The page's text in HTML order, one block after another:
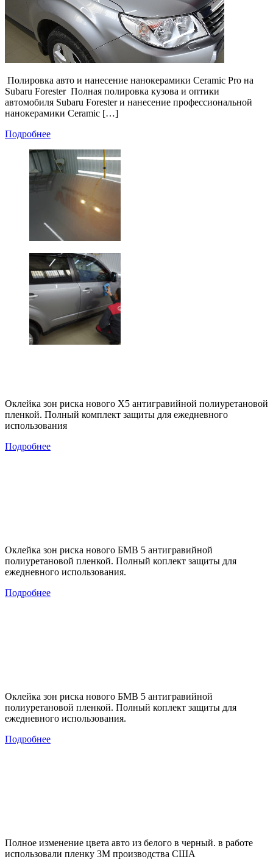
Полировка авто и нанесение нанокерамики Ceramic Pro на
Subaru Forester Полная полировка кузова и оптики
автомобиля Subaru Forester и нанесение профессиональной
нанокерамики Ceramic […]
Подробнее
Оклейка зон риска нового Х5 антигравийной полиуретановой
пленкой. Полный комплект защиты для ежедневного
использования
Подробнее
Оклейка зон риска нового БМВ 5 антигравийной
полиуретановой пленкой. Полный коплект защиты для
ежедневного использования.
Подробнее
Оклейка зон риска нового БМВ 5 антигравийной
полиуретановой пленкой. Полный коплект защиты для
ежедневного использования.
Подробнее
Полное изменение цвета авто из белого в черный. в работе
использовали пленку 3М производства США